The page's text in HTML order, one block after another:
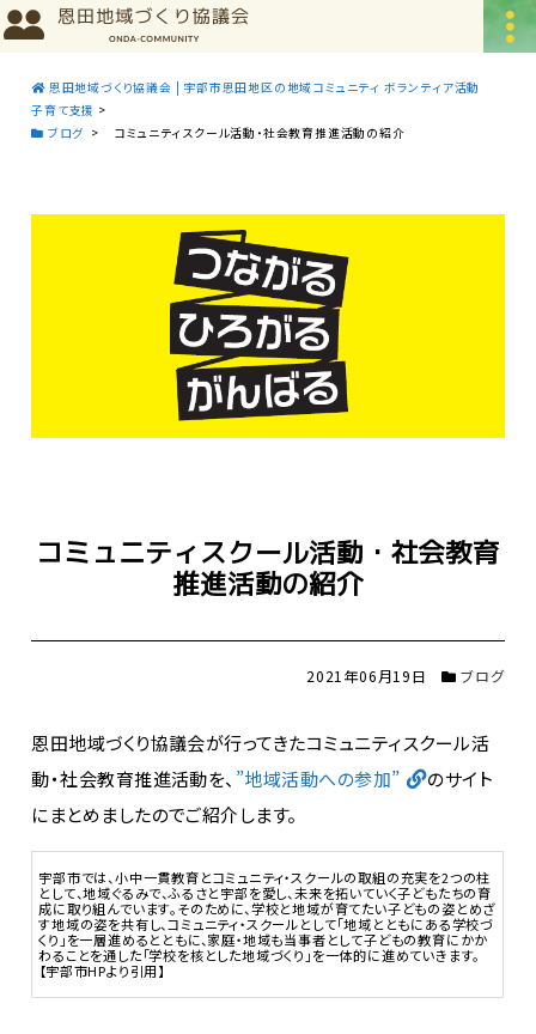
恩田地域づくり協議会 | 宇部市恩田地区の地域コミュニティ ボランティア活動
子育て支援 >
ブログ > コミュニティスクール活動・社会教育推進活動の紹介
コミュニティスクール活動・社会教育
推進活動の紹介
2021年06月19日 ブログ
恩田地域づくり協議会が行ってきたコミュニティスクール活
動・社会教育推進活動を、 ”地域活動への参加”
のサイト
にまとめましたのでご紹介します。
宇部市では、小中一貫教育とコミュニティ・スクールの取組の充実を2つの柱
として、地域ぐるみで、ふるさと宇部を愛し、未来を拓いていく子どもたちの育
成に取り組んでいます。そのために、学校と地域が育てたい子どもの姿とめざ
す地域の姿を共有し、コミュニティ・スクールとして「地域とともにある学校づ
くり」を一層進めるとともに、家庭・地域も当事者として子どもの教育にかか
わることを通した「学校を核とした地域づくり」を一体的に進めていきます。
【宇部市HPより引用】